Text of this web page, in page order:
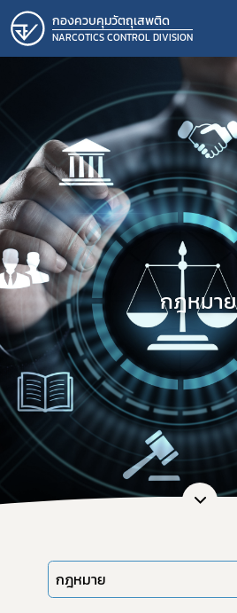
กองควบคุมวัตถุเสพติด
NARCOTICS CONTROL DIVISION
กฎหมาย
กฎหมาย